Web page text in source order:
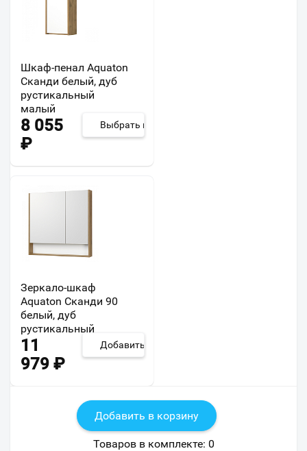
Шкаф-пенал Aquaton
Сканди белый, дуб
рустикальный
малый
8 055
₽
Выбрать из 2
Зеркало-шкаф
Aquaton Сканди 90
белый, дуб
рустикальный
11
979 ₽
Добавить
Добавить в корзину
Товаров в комплекте: 0